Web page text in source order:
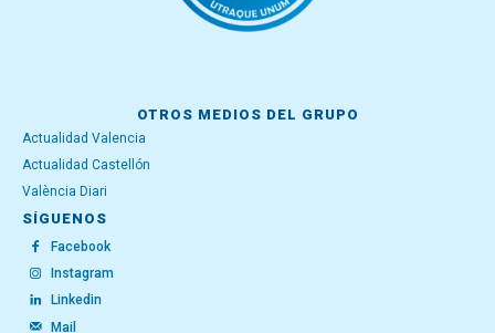
OTROS MEDIOS DEL GRUPO
Actualidad Valencia
Actualidad Castellón
València Diari
SÍGUENOS
Facebook
Instagram
Linkedin
Mail